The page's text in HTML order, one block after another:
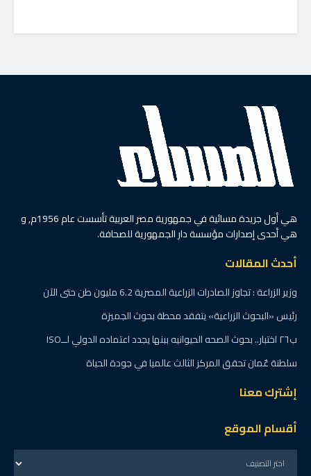
هي أول جريدة مسائية في جمهورية مصر العربية تأسست عام 1956م, و
هي أحدى إصدارات مؤسسة دار الجمهورية للصحافة.
أحدث المقالات
وزير الزراعة : تجاوز الصادرات الزراعية المصرية 6.2 مليون طن حتى الآن
رئيس «البحوث الزراعية» يتفقد محطة بحوث الجميزة
ب٢٦ اختبار.. بحوث الصحه الحيوانيه ببنها يجدد اعتماده الدولي لــISO
سلطنة عٌمان تحقق المركز الثالث عالميا في جودة الحياة
إشترك معنا
أقسام الموقع